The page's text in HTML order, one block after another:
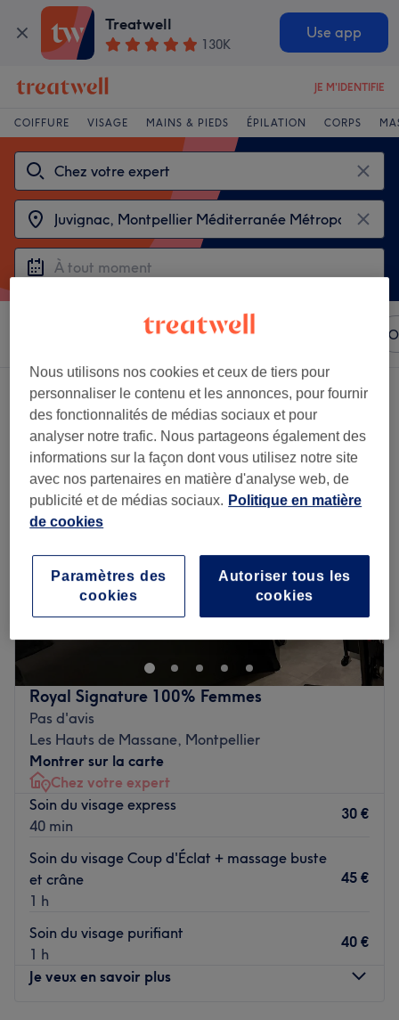
Treatwell
130K
Use app
JE M'IDENTIFIE
COIFFURE VISAGE MAINS & PIEDS ÉPILATION CORPS
N'importe quel prix Marques
Choisir entre 2
chez vos experts près de Juvignac, Montpellier Méditerranée
Métropole
Royal Signature 100% Femmes
Pas d'avis
Les Hauts de Massane, Montpellier
Montrer sur la carte
Chez votre expert
Soin du visage express
40 min
30 €
Soin du visage Coup d'Éclat + massage buste
et crâne
1 h
45 €
Soin du visage purifiant
1 h
40 €
Je veux en savoir plus
Nous utilisons nos cookies et ceux de tiers pour
personnaliser le contenu et les annonces, pour fournir
des fonctionnalités de médias sociaux et pour
analyser notre trafic. Nous partageons également des
informations sur la façon dont vous utilisez notre site
avec nos partenaires en matière d'analyse web, de
publicité et de médias sociaux. Politique en matière
de cookies
Autoriser tous les
cookies
Paramètres des
cookies